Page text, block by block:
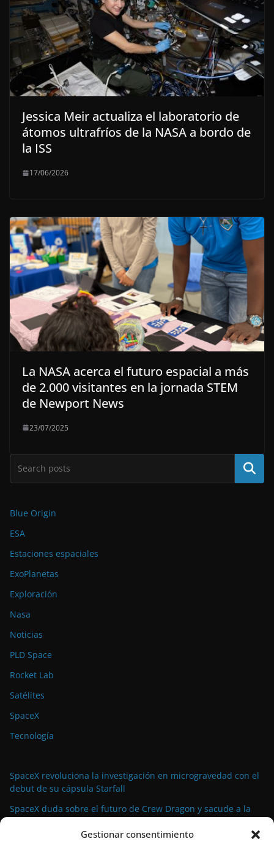
Gestionar consentimiento
Jessica Meir actualiza el laboratorio de
átomos ultrafríos de la NASA a bordo de
la ISS
17/06/2026
La NASA acerca el futuro espacial a más
de 2.000 visitantes en la jornada STEM
de Newport News
23/07/2025
Buscar
Blue Origin
ESA
Estaciones espaciales
ExoPlanetas
Exploración
Nasa
Noticias
PLD Space
Rocket Lab
Satélites
SpaceX
Tecnología
SpaceX revoluciona la investigación en microgravedad con el
debut de su cápsula Starfall
SpaceX duda sobre el futuro de Crew Dragon y sacude a la
La demanda militar impulsa el auge de la propulsión